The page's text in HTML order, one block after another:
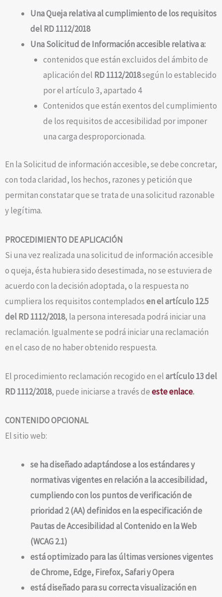
Una Queja relativa al cumplimiento de los requisitos
del RD 1112/2018
Una Solicitud de Información accesible relativa a:
contenidos que están excluidos del ámbito de
aplicación del RD 1112/2018según lo establecido
por el artículo 3, apartado 4
Contenidos que están exentos del cumplimiento
de los requisitos de accesibilidad por imponer
una carga desproporcionada.
En la Solicitud de información accesible, se debe concretar,
con toda claridad, los hechos, razones y petición que
permitan constatar que se trata de una solicitud razonable
y legítima.
PROCEDIMIENTO DE APLICACIÓN
Si una vez realizada una solicitud de información accesible
o queja, ésta hubiera sido desestimada, no se estuviera de
acuerdo con la decisión adoptada, o la respuesta no
cumpliera los requisitos contempladosen el artículo 12.5
del RD 1112/2018, la persona interesada podrá iniciar una
reclamación. Igualmente se podrá iniciar una reclamación
en el caso de no haber obtenido respuesta.
El procedimiento reclamación recogido en elartículo 13 del
RD 1112/2018, puede iniciarse a través deeste enlace.
CONTENIDO OPCIONAL
El sitio web:
se ha diseñado adaptándose a los estándares y
normativas vigentes en relación a la accesibilidad,
cumpliendo con los puntos de verificación de
prioridad 2 (AA) definidos en la especificación de
Pautas de Accesibilidad al Contenido en la Web
(WCAG 2.1)
está optimizado para las últimas versiones vigentes
de Chrome, Edge, Firefox, Safari y Opera
está diseñado para su correcta visualización en